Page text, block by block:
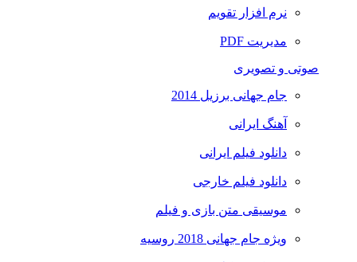
نرم افزار تقویم
مدیریت PDF
صوتی و تصویری
جام جهانی برزیل 2014
آهنگ ایرانی
دانلود فیلم ایرانی
دانلود فیلم خارجی
موسیقی متن بازی و فیلم
ویژه جام جهانی 2018 روسیه